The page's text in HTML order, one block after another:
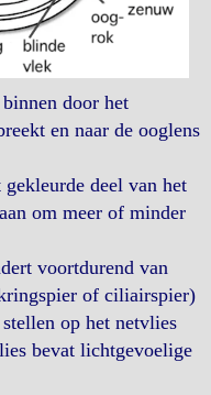
door het
en naar de ooglens
deel van het
om meer of minder
voortdurend van
of ciliairspier)
op het netvlies
bevat lichtgevoelige